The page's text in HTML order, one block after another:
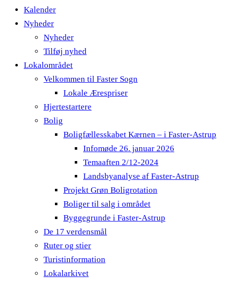
Kalender
Nyheder
Nyheder
Tilføj nyhed
Lokalområdet
Velkommen til Faster Sogn
Lokale Ærespriser
Hjertestartere
Bolig
Boligfællesskabet Kærnen – i Faster-Astrup
Infomøde 26. januar 2026
Temaaften 2/12-2024
Landsbyanalyse af Faster-Astrup
Projekt Grøn Boligrotation
Boliger til salg i området
Byggegrunde i Faster-Astrup
De 17 verdensmål
Ruter og stier
Turistinformation
Lokalarkivet